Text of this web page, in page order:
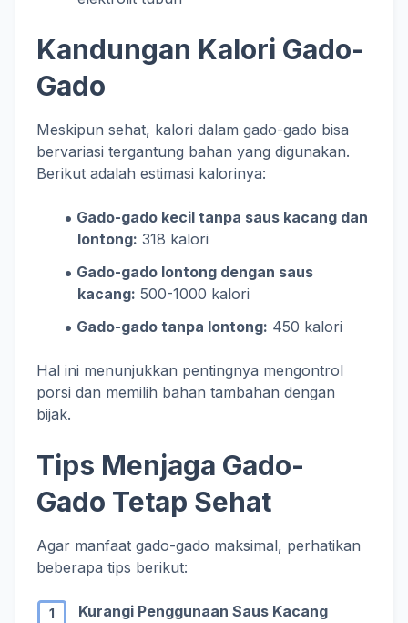
Kandungan Kalori Gado-
Gado
Meskipun sehat, kalori dalam gado-gado bisa
bervariasi tergantung bahan yang digunakan.
Berikut adalah estimasi kalorinya:
Gado-gado kecil tanpa saus kacang dan
lontong: 318 kalori
Gado-gado lontong dengan saus
kacang: 500-1000 kalori
Gado-gado tanpa lontong: 450 kalori
Hal ini menunjukkan pentingnya mengontrol
porsi dan memilih bahan tambahan dengan
bijak.
Tips Menjaga Gado-
Gado Tetap Sehat
Agar manfaat gado-gado maksimal, perhatikan
beberapa tips berikut:
Kurangi Penggunaan Saus Kacang